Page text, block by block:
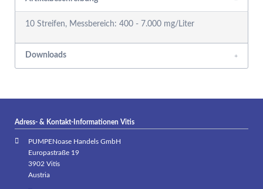
10 Streifen, Messbereich: 400 - 7.000 mg/Liter
Downloads
Adress- & Kontakt-Informationen Vitis
PUMPENoase Handels GmbH
Europastraße 19
3902 Vitis
Austria